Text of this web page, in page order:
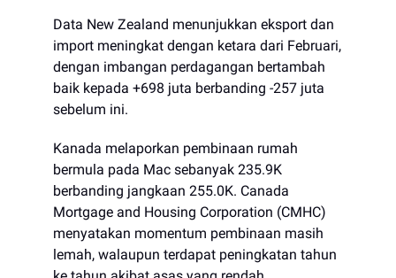
Data New Zealand menunjukkan eksport dan
import meningkat dengan ketara dari Februari,
dengan imbangan perdagangan bertambah
baik kepada +698 juta berbanding -257 juta
sebelum ini.
Kanada melaporkan pembinaan rumah
bermula pada Mac sebanyak 235.9K
berbanding jangkaan 255.0K. Canada
Mortgage and Housing Corporation (CMHC)
menyatakan momentum pembinaan masih
lemah, walaupun terdapat peningkatan tahun